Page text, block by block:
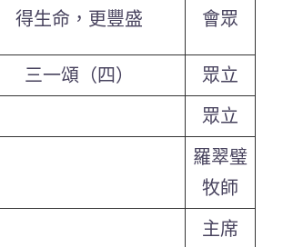
得生命，更豐盛 會眾
三一頌（四）
眾立
眾立
羅翠璧
牧師
主席